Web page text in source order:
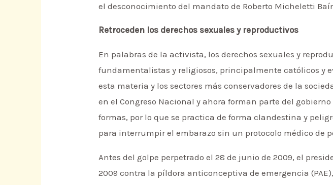
el desconocimiento del mandato de Roberto Micheletti
Retroceden los derechos sexuales y reproductivos
En palabras de la activista, los derechos sexuales y
fundamentalistas y religiosos, principalmente católicos y
esta materia y los sectores más conservadores de la
en el Congreso Nacional y ahora forman parte del
formas, por lo que se practica de forma clandestina y
para interrumpir el embarazo sin un protocolo médico de
Antes del golpe perpetrado el 28 de junio de 2009, el
2009 contra la píldora anticonceptiva de emergencia